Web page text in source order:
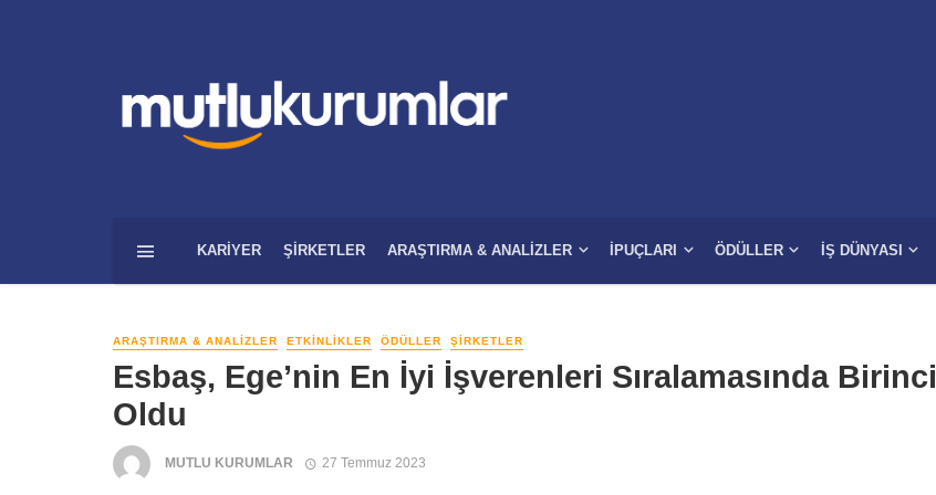
KARIYER ŞIRKETLER ARAŞTIRMA & ANALIZLER İPUÇLARI ÖDÜLLER İŞ DÜNYASI
ARAŞTIRMA & ANALIZLER ETKINLIKLER ÖDÜLLER ŞIRKETLER
Esbaş, Ege’nin En İyi İşverenleri Sıralamasında Birinci
Oldu
MUTLU KURUMLAR 27 Temmuz 2023